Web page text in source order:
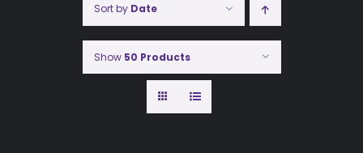
Sort by Date
Show 50 Products